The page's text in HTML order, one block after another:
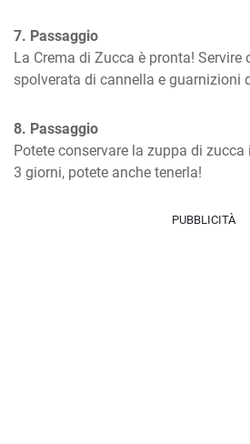
7. Passaggio
La Crema di Zucca è pronta! Servire
spolverata di cannella e guarnizioni
8. Passaggio
Potete conservare la zuppa di
3 giorni, potete anche tenerla!
PUBBLICITÀ